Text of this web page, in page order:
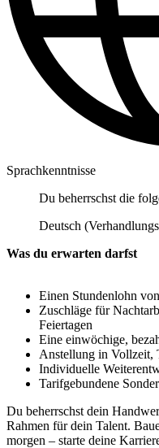
Sprachkenntnisse
Du beherrschst die
Deutsch
Was du erwarten darfst
Einen Stundenlohn
Zuschläge für
Feiertagen
Eine einwöchige,
Anstellung in Vollzeit,
Individuelle
Tarifgebundene
Du beherrschst dein
Rahmen für dein Talent.
morgen – starte deine